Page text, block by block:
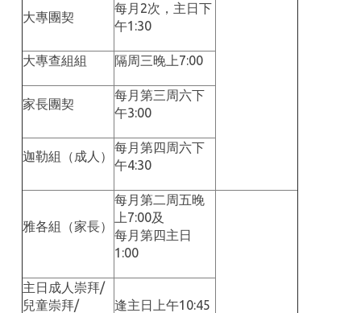
大專團契
每月2次，主日下
午1:30
大專查組組 隔周三晚上7:00
家長團契
每月第三周六下
午3:00
迦勒組（成人）
每月第四周六下
午4:30
雅各組（家長）
每月第二周五晚
上7:00及
每月第四主日
1:00
主日成人崇拜/
兒童崇拜/
逢主日上午10:45